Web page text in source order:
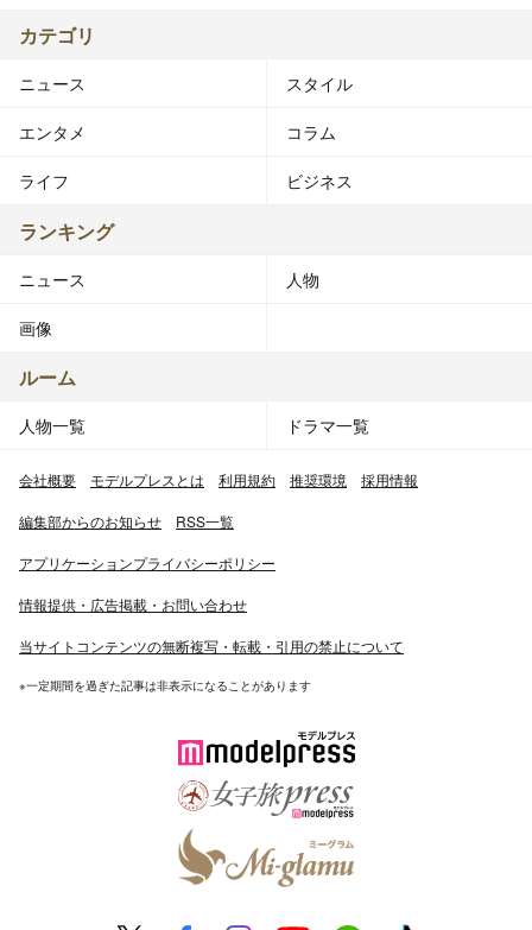
カテゴリ
ニュース スタイル
エンタメ コラム
ライフ ビジネス
ランキング
ニュース 人物
画像
ルーム
人物一覧 ドラマ一覧
会社概要 モデルプレスとは 利用規約 推奨環境 採用情報
編集部からのお知らせ RSS一覧
アプリケーションプライバシーポリシー
情報提供・広告掲載・お問い合わせ
当サイトコンテンツの無断複写・転載・引用の禁止について
※一定期間を過ぎた記事は非表示になることがあります